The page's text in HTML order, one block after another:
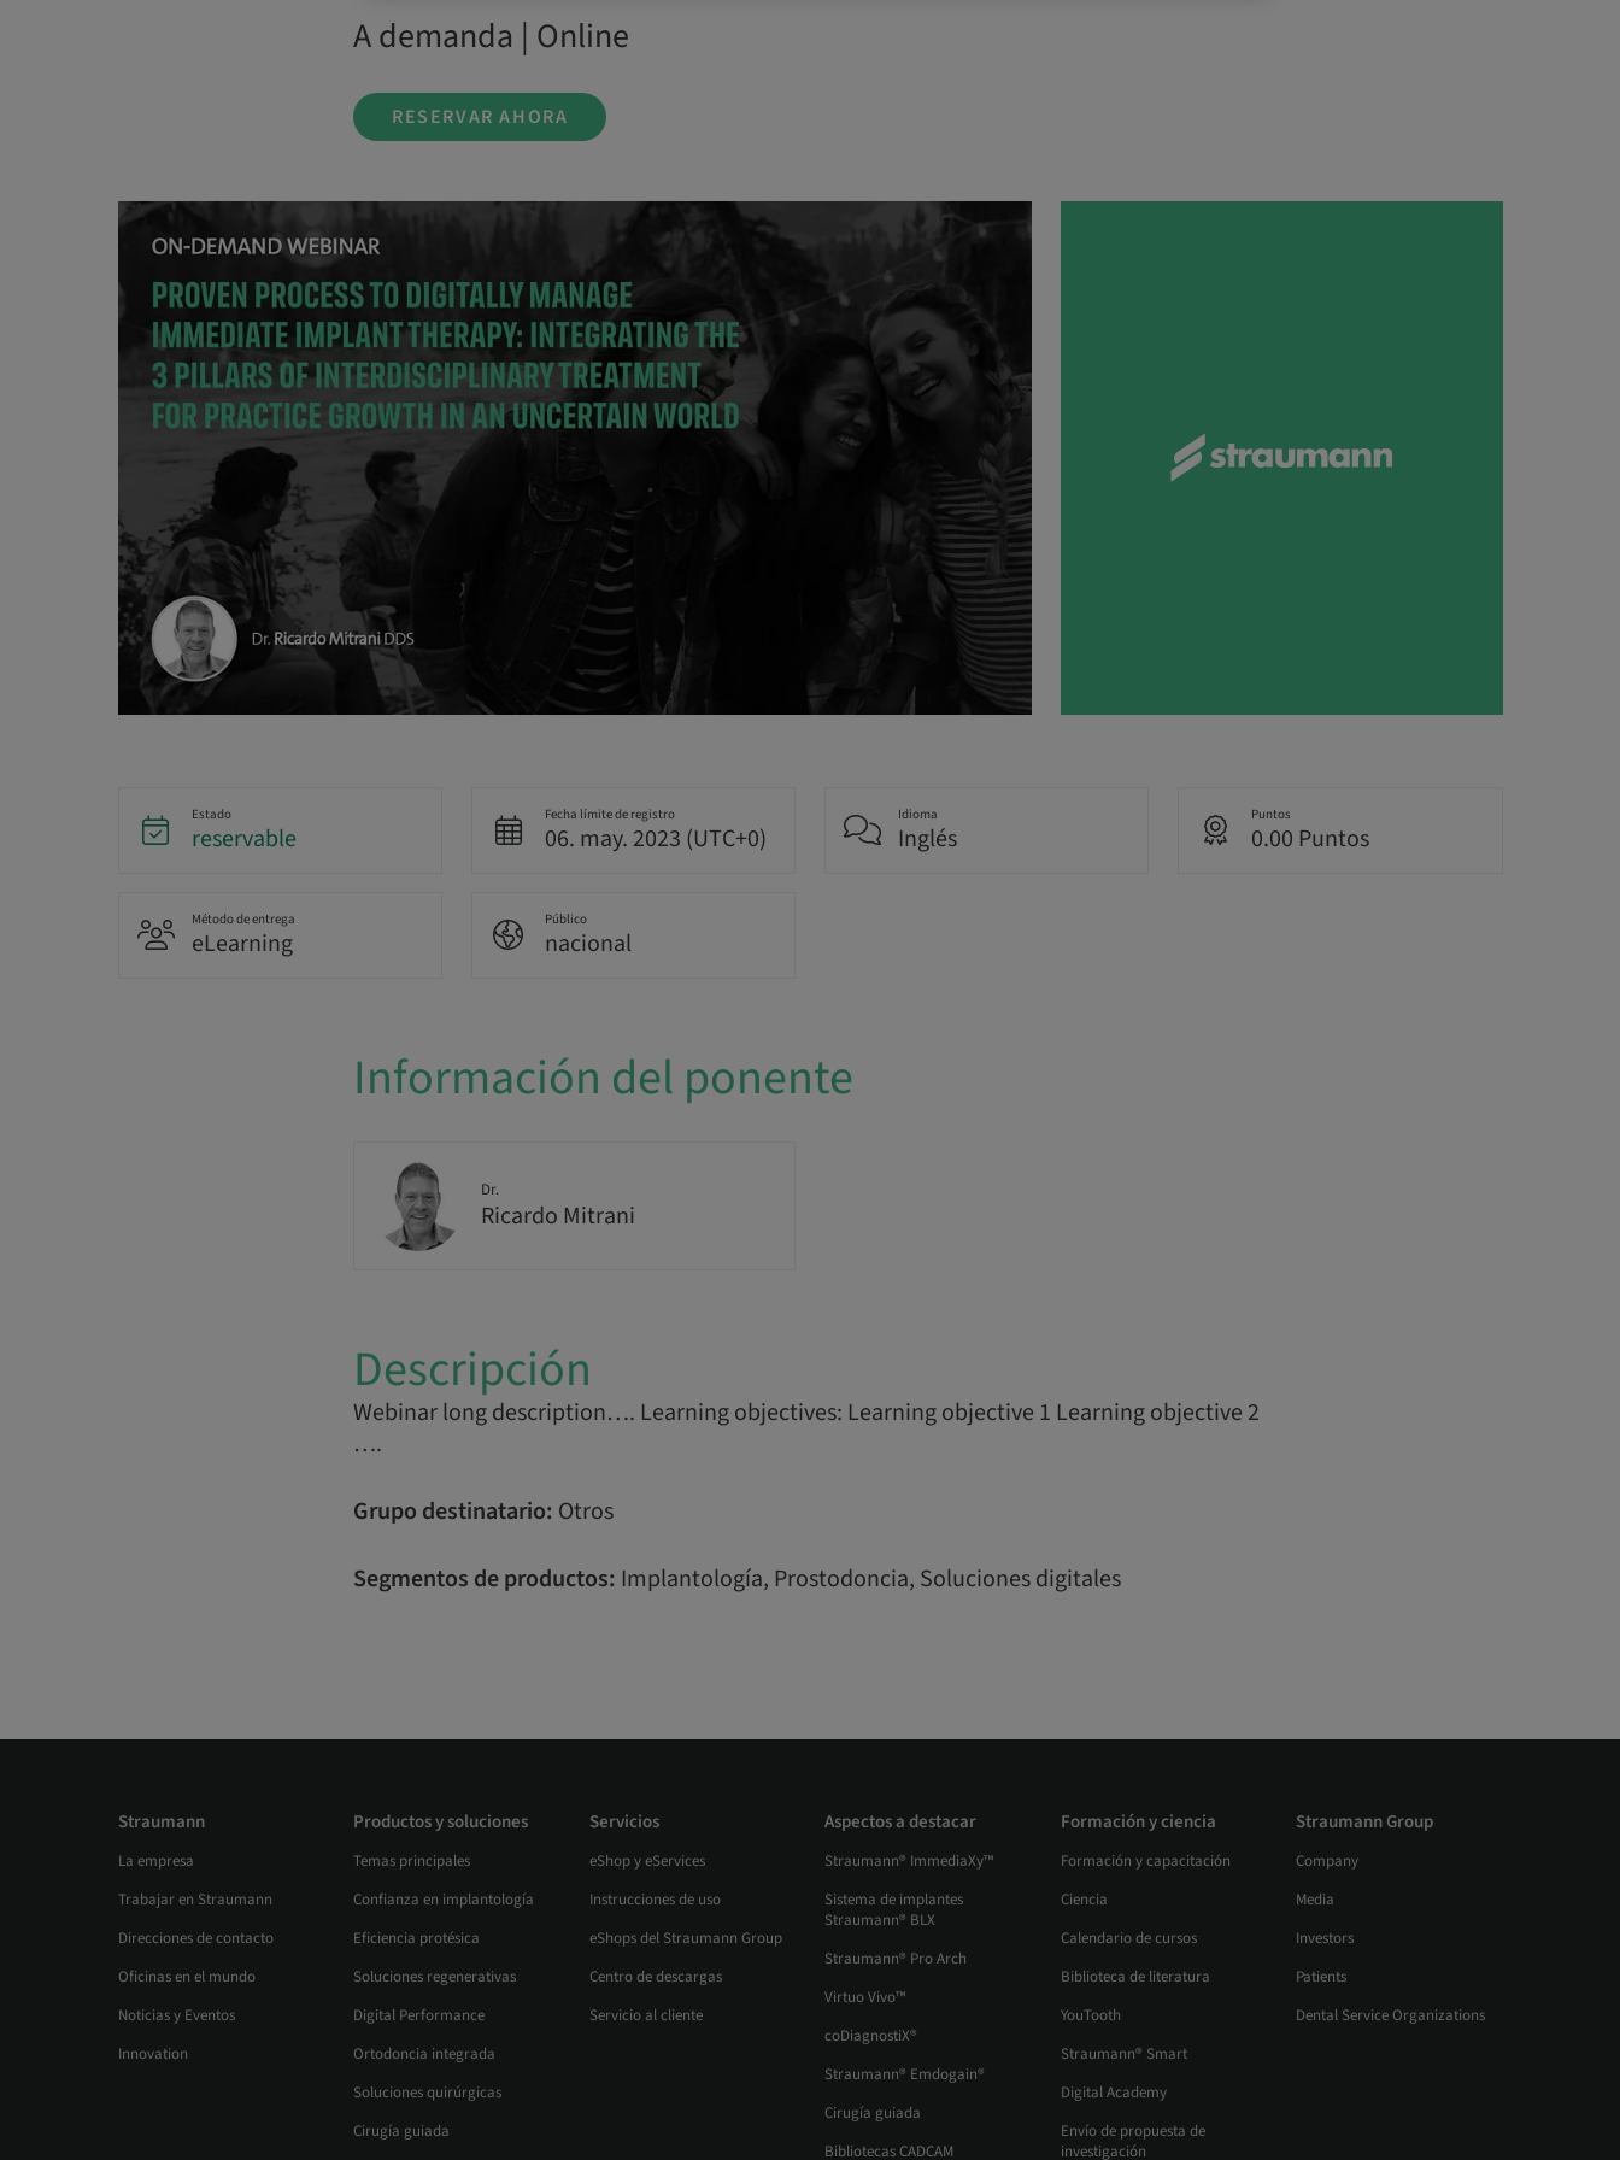
A demanda | Online
RESERVAR AHORA
Estado
reservable
Fecha límite de registro
06. may. 2023 (UTC+0)
Idioma
Inglés
Puntos
0.00 Puntos
Método de entrega
eLearning
Público
nacional
Información del ponente
Dr.
Ricardo Mitrani
Descripción
Webinar long description…. Learning objectives: Learning objective 1 Learning objective 2
….
Grupo destinatario: Otros
Segmentos de productos: Implantología, Prostodoncia, Soluciones digitales
Straumann
La empresa
Trabajar en Straumann
Direcciones de contacto
Oficinas en el mundo
Noticias y Eventos
Innovation
Productos y soluciones
Temas principales
Confianza en implantología
Eficiencia protésica
Soluciones regenerativas
Digital Performance
Ortodoncia integrada
Soluciones quirúrgicas
Cirugía guiada
Servicios
eShop y eServices
Instrucciones de uso
eShops del Straumann Group
Centro de descargas
Servicio al cliente
Aspectos a destacar
Straumann® ImmediaXy™
Sistema de implantes
Straumann® BLX
Straumann® Pro Arch
Virtuo Vivo™
coDiagnostiX®
Straumann® Emdogain®
Cirugía guiada
Bibliotecas CADCAM
Formación y ciencia
Formación y capacitación
Ciencia
Calendario de cursos
Biblioteca de literatura
YouTooth
Straumann® Smart
Digital Academy
Envío de propuesta de
investigación
Straumann Group
Company
Media
Investors
Patients
Dental Service Organizations